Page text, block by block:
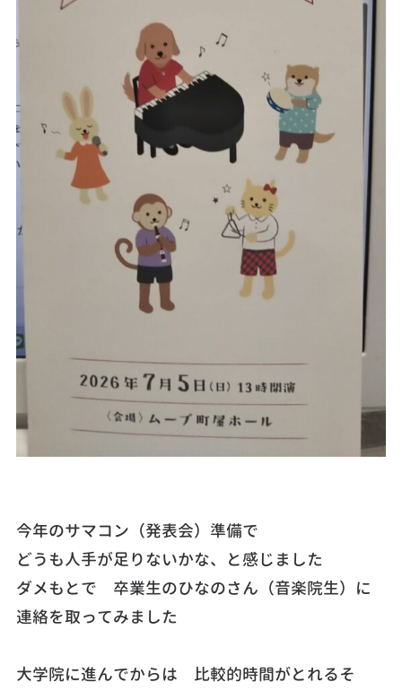
今年のサマコン（発表会）準備で
どうも人手が足りないかな、と感じました
ダメもとで 卒業生のひなのさん（音楽院生）に
連絡を取ってみました
大学院に進んでからは 比較的時間がとれるそ